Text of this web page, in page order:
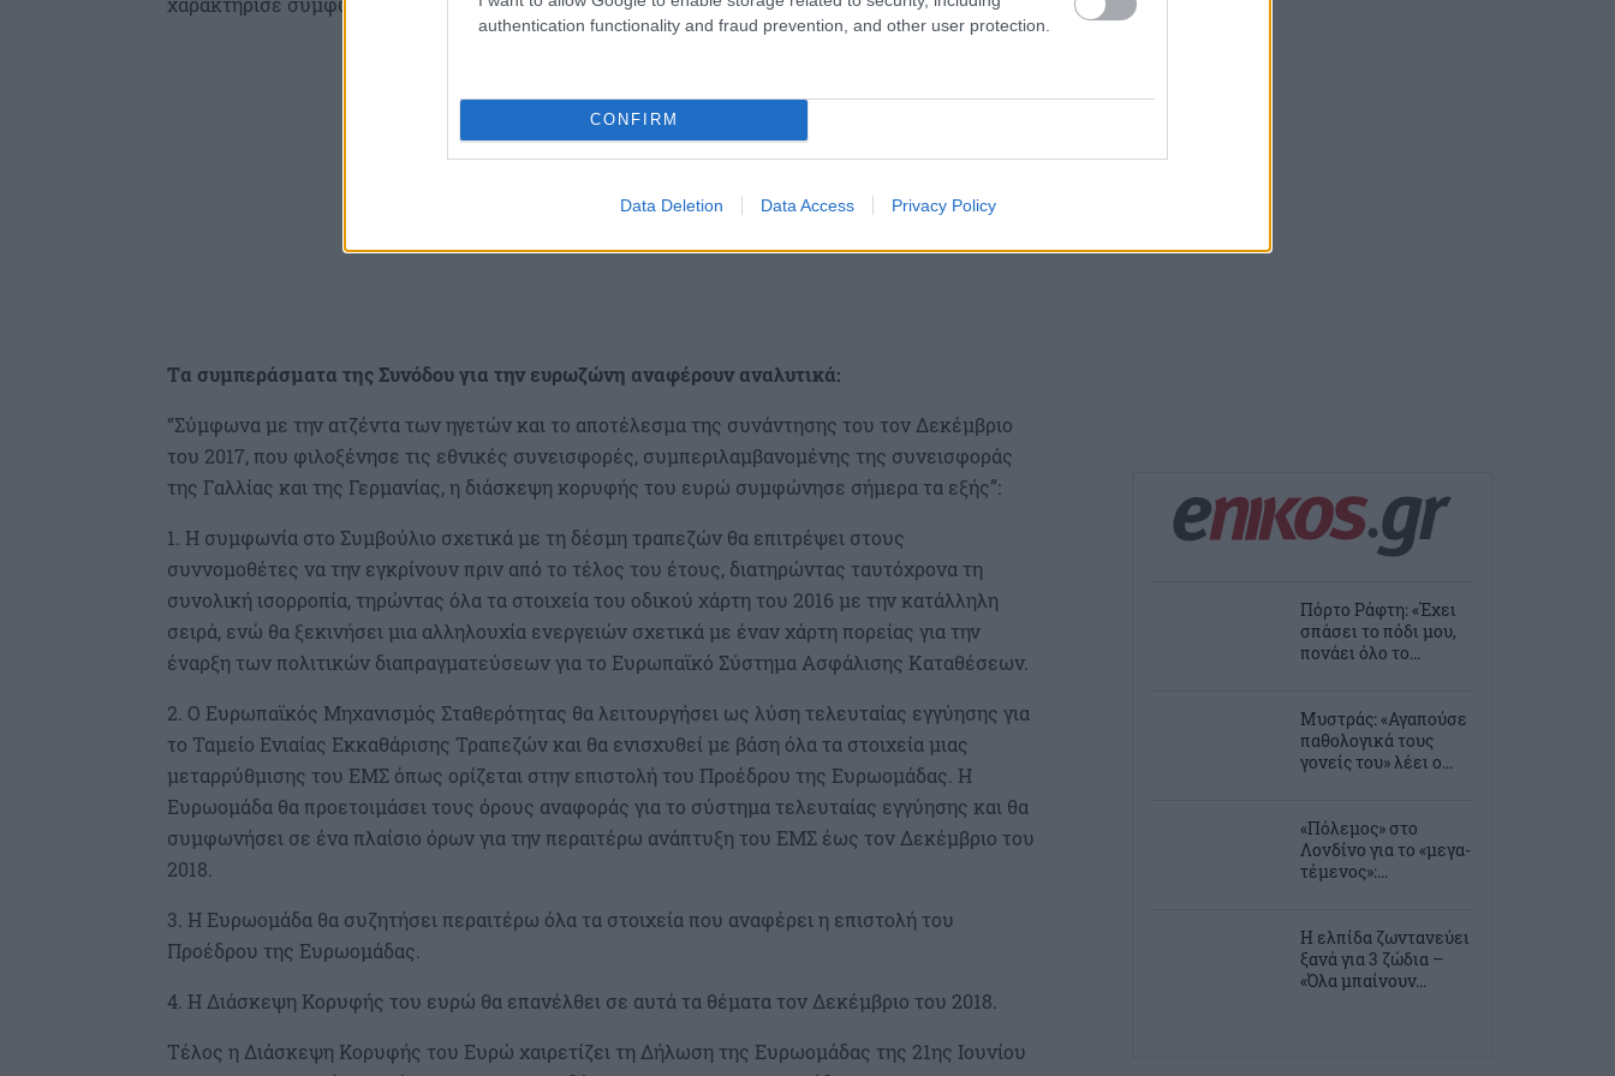
authentication functionality and fraud prevention, and other user protection.
CONFIRM
Data Deletion Data Access Privacy Policy
Tα συμπεράσματα της Συνόδου για την ευρωζώνη αναφέρουν αναλυτικά:
“Σύμφωνα με την ατζέντα των ηγετών και το αποτέλεσμα της συνάντησης του τον Δεκέμβριο
του 2017, που φιλοξένησε τις εθνικές συνεισφορές, συμπεριλαμβανομένης της συνεισφοράς
της Γαλλίας και της Γερμανίας, η διάσκεψη κορυφής του ευρώ συμφώνησε σήμερα τα εξής”:
1. Η συμφωνία στο Συμβούλιο σχετικά με τη δέσμη τραπεζών θα επιτρέψει στους
συννομοθέτες να την εγκρίνουν πριν από το τέλος του έτους, διατηρώντας ταυτόχρονα τη
συνολική ισορροπία, τηρώντας όλα τα στοιχεία του οδικού χάρτη του 2016 με την κατάλληλη
σειρά, ενώ θα ξεκινήσει μια αλληλουχία ενεργειών σχετικά με έναν χάρτη πορείας για την
έναρξη των πολιτικών διαπραγματεύσεων για το Ευρωπαϊκό Σύστημα Ασφάλισης Καταθέσεων.
2. Ο Ευρωπαϊκός Μηχανισμός Σταθερότητας θα λειτουργήσει ως λύση τελευταίας εγγύησης για
το Ταμείο Ενιαίας Εκκαθάρισης Τραπεζών και θα ενισχυθεί με βάση όλα τα στοιχεία μιας
μεταρρύθμισης του ΕΜΣ όπως ορίζεται στην επιστολή του Προέδρου της Ευρωομάδας. Η
Ευρωομάδα θα προετοιμάσει τους όρους αναφοράς για το σύστημα τελευταίας εγγύησης και θα
συμφωνήσει σε ένα πλαίσιο όρων για την περαιτέρω ανάπτυξη του ΕΜΣ έως τον Δεκέμβριο του
2018.
3. Η Ευρωομάδα θα συζητήσει περαιτέρω όλα τα στοιχεία που αναφέρει η επιστολή του
Προέδρου της Ευρωομάδας.
4. Η Διάσκεψη Κορυφής του ευρώ θα επανέλθει σε αυτά τα θέματα τον Δεκέμβριο του 2018.
Τέλος η Διάσκεψη Κορυφής του Ευρώ χαιρετίζει τη Δήλωση της Ευρωομάδας της 21ης Ιουνίου
Πόρτο Ράφτη: «Έχει
σπάσει το πόδι μου,
πονάει όλο το...
Μυστράς: «Αγαπούσε
παθολογικά τους
γονείς του» λέει ο...
«Πόλεμος» στο
Λονδίνο για το «μεγα-
τέμενος»:...
Η ελπίδα ζωντανεύει
ξανά για 3 ζώδια –
«Όλα μπαίνουν...